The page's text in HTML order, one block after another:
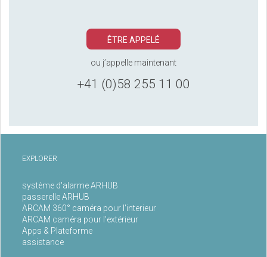
ÊTRE APPELÉ
ou j’appelle maintenant
+41 (0)58 255 11 00
EXPLORER
système d'alarme ARHUB
passerelle ARHUB
ARCAM 360° caméra pour l'interieur
ARCAM caméra pour l'extérieur
Apps & Plateforme
assistance